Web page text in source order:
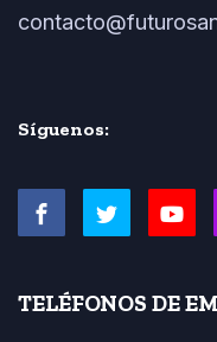
Síguenos:
TELÉFONOS DE